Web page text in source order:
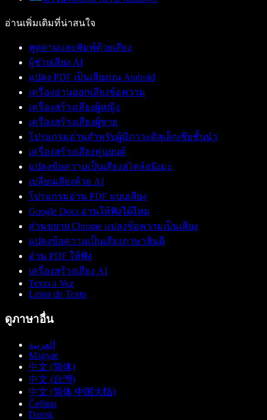
อ่านเพิ่มเติมที่น่าสนใจ
พูดตามและพิมพ์ด้วยเสียง
ผู้ช่วยเสียง AI
แปลง PDF เป็นเสียงบน Android
เครื่องอ่านออกเสียงข้อความ
เครื่องสร้างเสียงผู้หญิง
เครื่องสร้างเสียงผู้ชาย
โปรแกรมอ่านสำหรับผู้มีภาวะดิสเล็กเซียชั้นนำ
เครื่องสร้างเสียงหุ่นยนต์
แปลงข้อความเป็นเสียงสไตล์อนิเมะ
เปลี่ยนเสียงด้วย AI
โปรแกรมอ่าน PDF แบบเสียง
Google Docs อ่านให้ฟังได้ไหม
ส่วนขยาย Chrome แปลงข้อความเป็นเสียง
แปลงข้อความเป็นเสียงภาษาฮินดี
อ่าน PDF ให้ฟัง
เครื่องสร้างเสียง AI
Texto a Voz
Leitor de Texto
ดูภาษาอื่น
العربية
Magyar
中文 (简体)
中文 (台灣)
中文 (简体 中国大陆)
Čeština
Dansk